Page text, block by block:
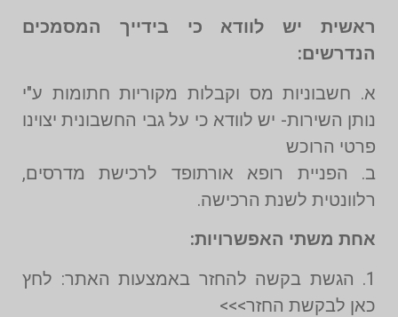
ראשית יש לוודא כי בידייך המסמכים
הנדרשים:
א. חשבוניות מס וקבלות מקוריות חתומות ע"י
נותן השירות- יש לוודא כי על גבי החשבונית יצוינו
פרטי הרוכש
ב. הפניית רופא אורתופד לרכישת מדרסים,
רלוונטית לשנת הרכישה.
אחת משתי האפשרויות:
1. הגשת בקשה להחזר באמצעות האתר: לחץ
כאן לבקשת החזר>>>